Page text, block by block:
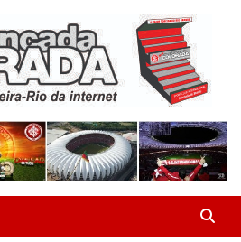
Colorada